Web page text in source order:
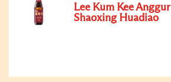
Lee Kum Kee Anggur
Shaoxing Huadiao